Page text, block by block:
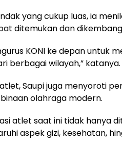
yang cukup luas, ia
ditemukan dan
KONI ke depan untuk
berbagai wilayah,” katanya.
Saupi juga menyoroti
olahraga modern.
atlet saat ini tidak hanya
aspek gizi, kesehatan,